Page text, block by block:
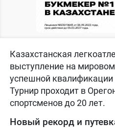
Казахстанская
выступление на
успешной
Турнир проходит в
спортсменов до 20 лет.
Новый рекорд и